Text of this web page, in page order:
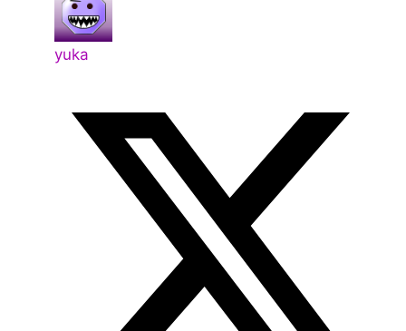
yuka